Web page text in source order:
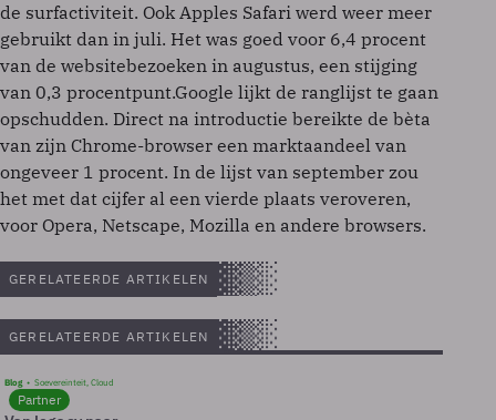
de surfactiviteit. Ook Apples Safari werd weer meer
gebruikt dan in juli. Het was goed voor 6,4 procent
van de websitebezoeken in augustus, een stijging
van 0,3 procentpunt.Google lijkt de ranglijst te gaan
opschudden. Direct na introductie bereikte de bèta
van zijn Chrome-browser een marktaandeel van
ongeveer 1 procent. In de lijst van september zou
het met dat cijfer al een vierde plaats veroveren,
voor Opera, Netscape, Mozilla en andere browsers.
GERELATEERDE ARTIKELEN
GERELATEERDE ARTIKELEN
Blog Soevereinteit, Cloud
Partner